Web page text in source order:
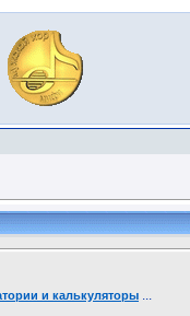
и калькуляторы ...